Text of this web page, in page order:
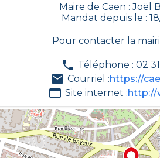
Maire de Caen : Joël
Mandat depuis le :
Pour contacter la
Téléphone : 02
Courriel :https://
Site internet :http://